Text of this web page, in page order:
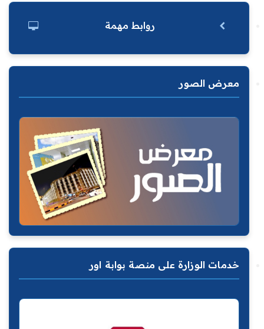
روابط مهمة
معرض الصور
خدمات الوزارة على منصة بوابة اور